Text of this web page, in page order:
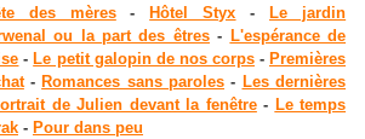
des mères- Hôtel Styx -
Le jardin
ou la part des êtres- L'espérance de
- Le petit galopin de nos corps- Premières
- Romances sans paroles - Les dernières
de Julien devant la fenêtre- Le temps
- Pour dans peu